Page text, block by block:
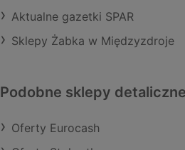
Aktualne gazetki SPAR
Sklepy Żabka w Międzyzdroje
Podobne sklepy detaliczne
Oferty Eurocash